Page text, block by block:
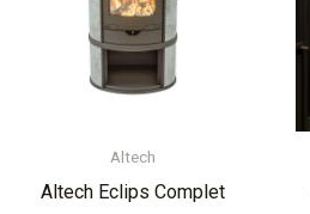
Altech
Altech Eclips Complet